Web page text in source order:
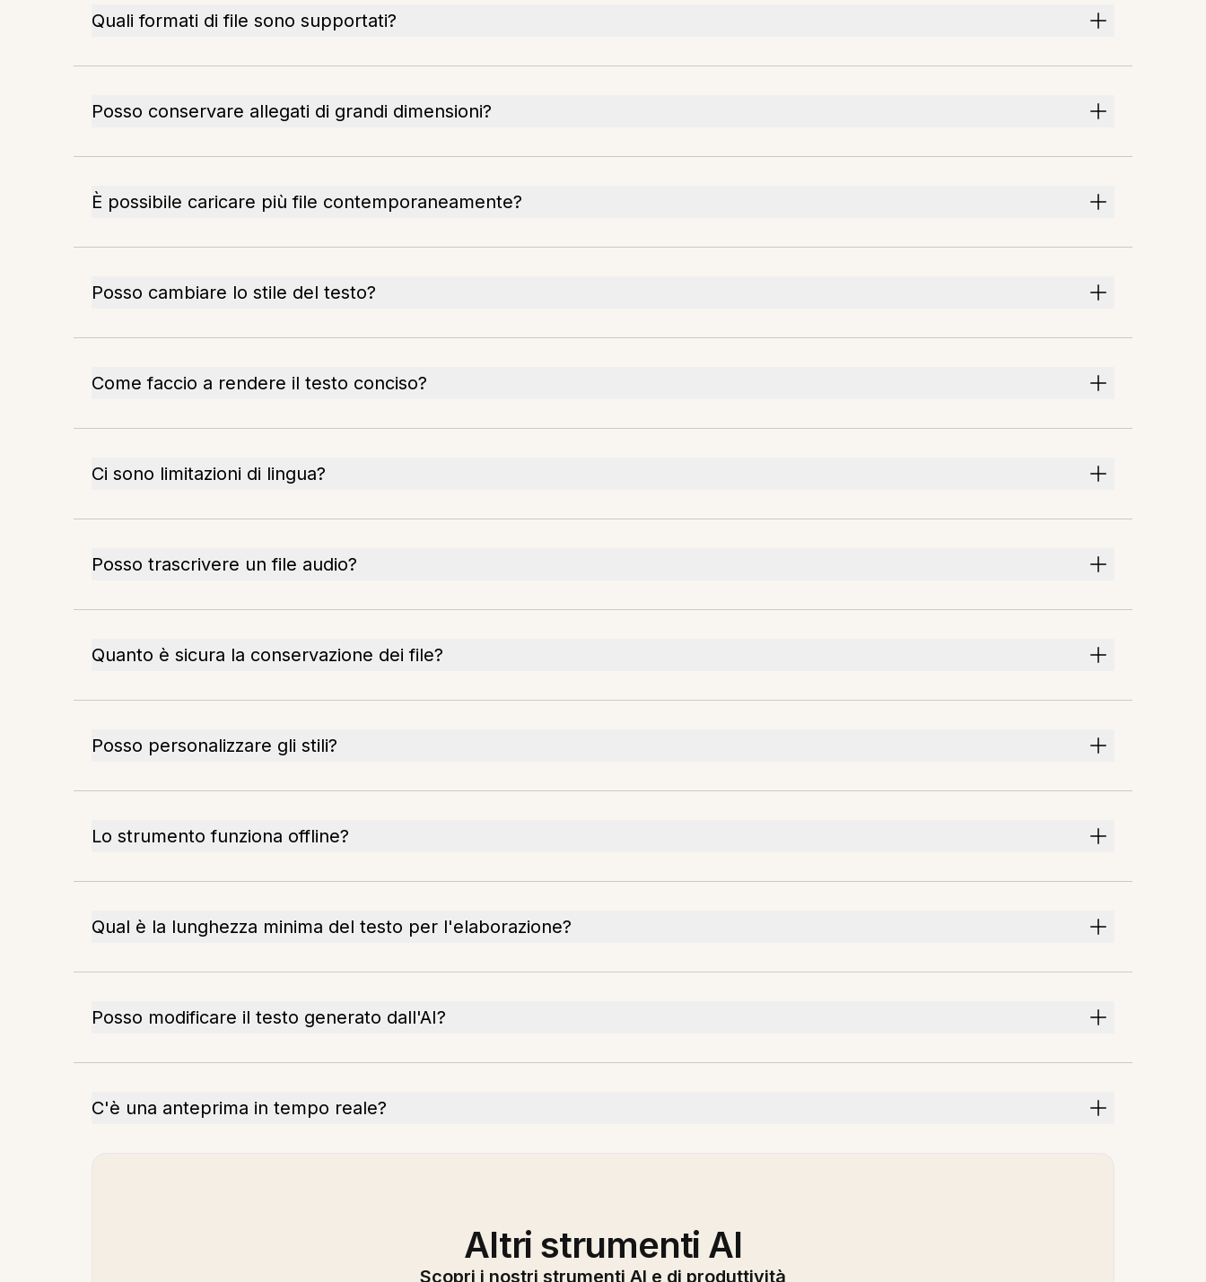
Quali formati di file sono supportati?
Posso conservare allegati di grandi dimensioni?
È possibile caricare più file contemporaneamente?
Posso cambiare lo stile del testo?
Come faccio a rendere il testo conciso?
Ci sono limitazioni di lingua?
Posso trascrivere un file audio?
Quanto è sicura la conservazione dei file?
Posso personalizzare gli stili?
Lo strumento funziona offline?
Qual è la lunghezza minima del testo per l'elaborazione?
Posso modificare il testo generato dall'AI?
C'è una anteprima in tempo reale?
Altri strumenti AI
Scopri i nostri strumenti AI e di produttività